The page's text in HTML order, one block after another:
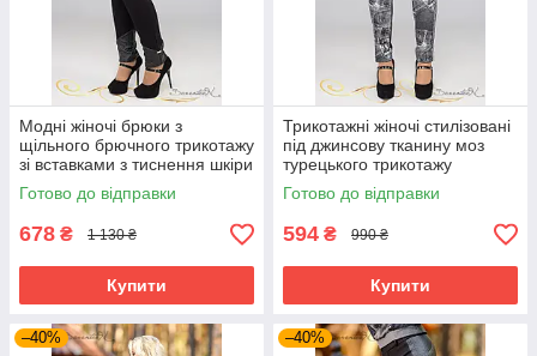
Модні жіночі брюки з
щільного брючного трикотажу
зі вставками з тиснення шкіри
великого розміру 48-52
Готово до відправки
678 ₴ 1 130 ₴
Купити
Трикотажні жіночі стилізовані
під джинсову тканину моз
турецького трикотажу
великого розміру 48-52
Готово до відправки
594 ₴ 990 ₴
Купити
–40% –40%